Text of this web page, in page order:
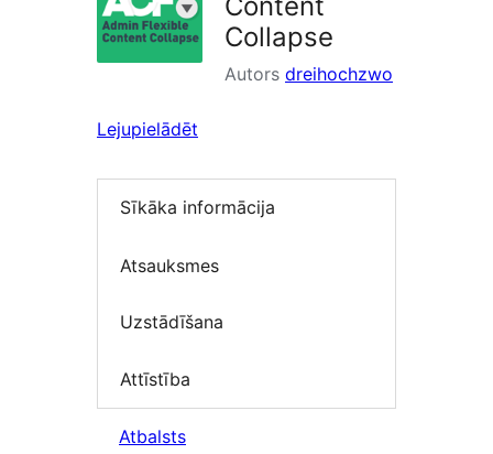
Collapse
Autors dreihochzwo
Lejupielādēt
Sīkāka informācija
Atsauksmes
Uzstādīšana
Attīstība
Atbalsts